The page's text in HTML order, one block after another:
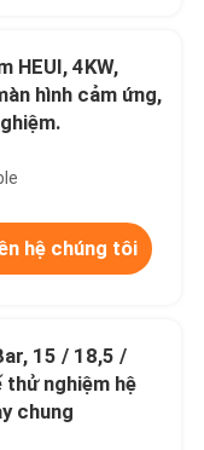
HEUI, 4KW,
hình cảm ứng,
hệ chúng tôi
15 / 18,5 /
thử nghiệm hệ
chung